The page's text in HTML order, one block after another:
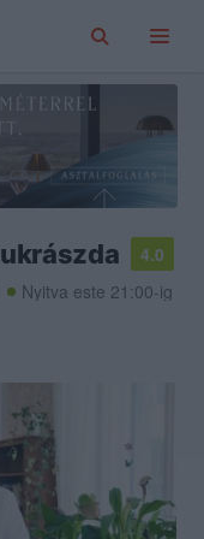
4.0
Nyitva este 21:00-ig